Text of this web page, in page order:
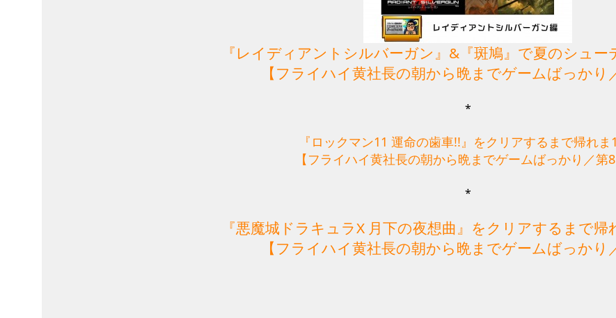
『レイディアントシルバーガン』&『斑鳩』で夏のシュー
【フライハイ黄社長の朝から晩までゲームばっかり
*
『ロックマン11 運命の歯車!!』をクリアするまで帰れま
【フライハイ黄社長の朝から晩までゲームばっかり／第8
*
『悪魔城ドラキュラX 月下の夜想曲』をクリアするまで帰
【フライハイ黄社長の朝から晩までゲームばっかり